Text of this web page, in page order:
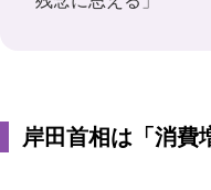
岸田首相は「消費